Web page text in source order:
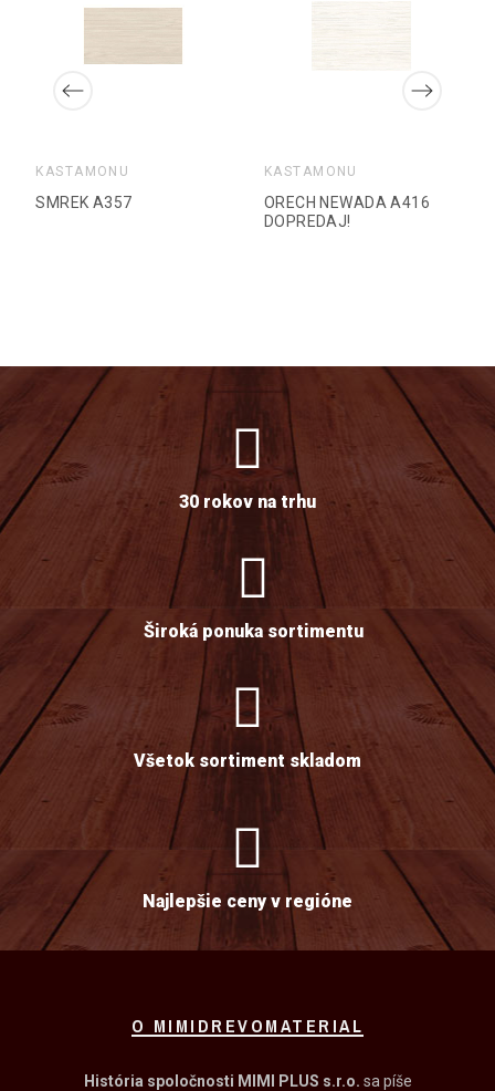
KASTAMONU
SMREK A357
KASTAMONU
ORECH NEWADA A416
DOPREDAJ!
30 rokov na trhu
Široká ponuka sortimentu
Všetok sortiment skladom
Najlepšie ceny v regióne
O MIMIDREVOMATERIAL
História spoločnosti MIMI PLUS s.r.o. sa píše